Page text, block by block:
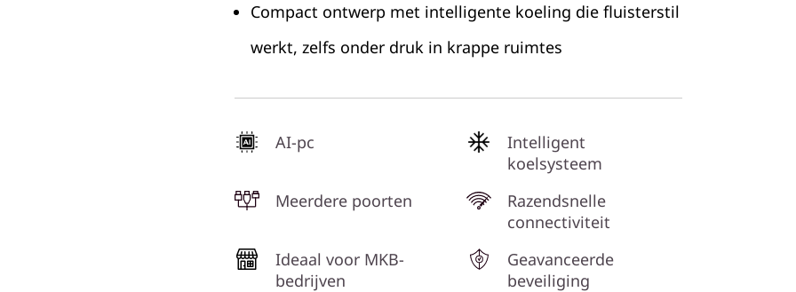
Compact ontwerp met intelligente koeling die fluisterstil
werkt, zelfs onder druk in krappe ruimtes
AI-pc
Intelligent
koelsysteem
Meerdere poorten
Razendsnelle
connectiviteit
Ideaal voor MKB-
bedrijven
Geavanceerde
beveiliging